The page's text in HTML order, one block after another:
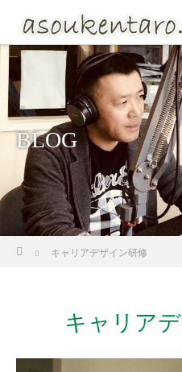
BLOG
キャリアデザイン研修
キャリア